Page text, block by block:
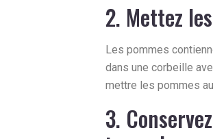
2. Mettez
Les pommes
dans une corbeille
mettre les pommes
3.